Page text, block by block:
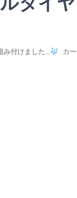
み付けました…
カー